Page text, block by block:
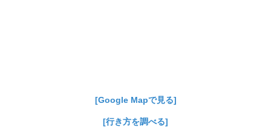
[Google Mapで見る]
[行き方を調べる]